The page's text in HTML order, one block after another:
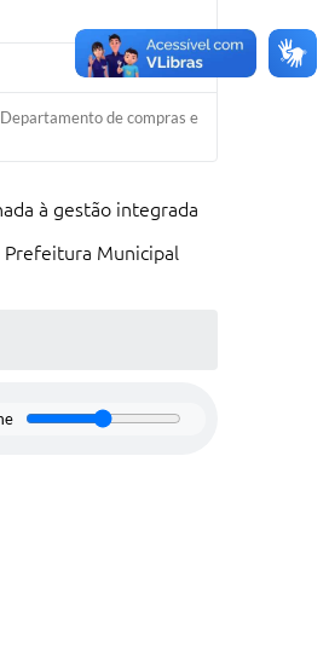
de compras e
à gestão integrada
Municipal